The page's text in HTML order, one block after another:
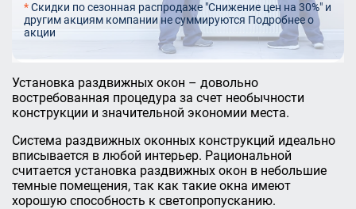
*Скидки по сезонная распродаже "Снижение цен на 30%" и
другим акциям компании не суммируются Подробнее о
акции
Установка раздвижных окон – довольно
востребованная процедура за счет необычности
конструкции и значительной экономии места.
Система раздвижных оконных конструкций идеально
вписывается в любой интерьер. Рациональной
считается установка раздвижных окон в небольшие
темные помещения, так как такие окна имеют
хорошую способность к светопропусканию.